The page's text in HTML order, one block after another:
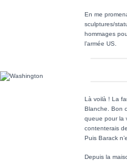
En me
sculptures/
hommages
l’armée US.
Là voilà ! La
Blanche. Bon
queue pour la
contenterais
Puis Barack
Depuis la